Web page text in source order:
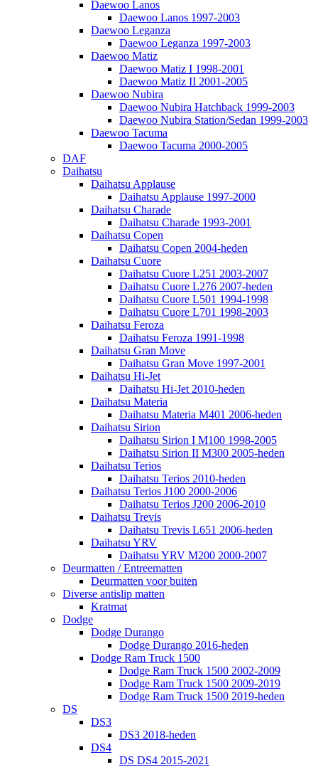
Daewoo Lanos
Daewoo Lanos 1997-2003
Daewoo Leganza
Daewoo Leganza 1997-2003
Daewoo Matiz
Daewoo Matiz I 1998-2001
Daewoo Matiz II 2001-2005
Daewoo Nubira
Daewoo Nubira Hatchback 1999-2003
Daewoo Nubira Station/Sedan 1999-2003
Daewoo Tacuma
Daewoo Tacuma 2000-2005
DAF
Daihatsu
Daihatsu Applause
Daihatsu Applause 1997-2000
Daihatsu Charade
Daihatsu Charade 1993-2001
Daihatsu Copen
Daihatsu Copen 2004-heden
Daihatsu Cuore
Daihatsu Cuore L251 2003-2007
Daihatsu Cuore L276 2007-heden
Daihatsu Cuore L501 1994-1998
Daihatsu Cuore L701 1998-2003
Daihatsu Feroza
Daihatsu Feroza 1991-1998
Daihatsu Gran Move
Daihatsu Gran Move 1997-2001
Daihatsu Hi-Jet
Daihatsu Hi-Jet 2010-heden
Daihatsu Materia
Daihatsu Materia M401 2006-heden
Daihatsu Sirion
Daihatsu Sirion I M100 1998-2005
Daihatsu Sirion II M300 2005-heden
Daihatsu Terios
Daihatsu Terios 2010-heden
Daihatsu Terios J100 2000-2006
Daihatsu Terios J200 2006-2010
Daihatsu Trevis
Daihatsu Trevis L651 2006-heden
Daihatsu YRV
Daihatsu YRV M200 2000-2007
Deurmatten / Entreematten
Deurmatten voor buiten
Diverse antislip matten
Kratmat
Dodge
Dodge Durango
Dodge Durango 2016-heden
Dodge Ram Truck 1500
Dodge Ram Truck 1500 2002-2009
Dodge Ram Truck 1500 2009-2019
Dodge Ram Truck 1500 2019-heden
DS
DS3
DS3 2018-heden
DS4
DS DS4 2015-2021